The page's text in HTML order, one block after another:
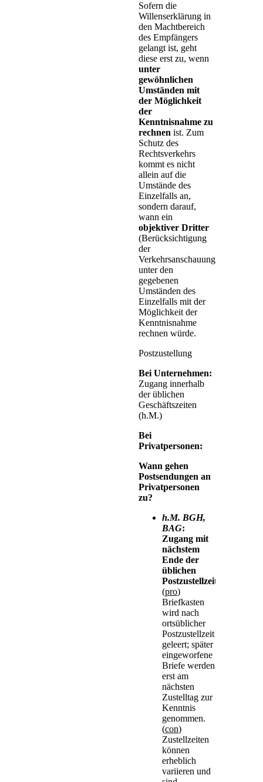
Sofern die
Willenserklärung in
den Machtbereich
des Empfängers
gelangt ist, geht
diese erst zu, wenn
unter
gewöhnlichen
Umständen mit
der Möglichkeit
der
Kenntnisnahme zu
rechnen ist. Zum
Schutz des
Rechtsverkehrs
kommt es nicht
allein auf die
Umstände des
Einzelfalls an,
sondern darauf,
wann ein
objektiver Dritter
(Berücksichtigung
der
Verkehrsanschauung)
unter den
gegebenen
Umständen des
Einzelfalls mit der
Möglichkeit der
Kenntnisnahme
rechnen würde.
Postzustellung
Bei Unternehmen:
Zugang innerhalb
der üblichen
Geschäftszeiten
(h.M.)
Bei
Privatpersonen:
Wann gehen
Postsendungen an
Privatpersonen
zu?
h.M. BGH,
BAG:
Zugang mit
nächstem
Ende der
üblichen
Postzustellzeit
(pro)
Briefkasten
wird nach
ortsüblicher
Postzustellzeit
geleert; später
eingeworfene
Briefe werden
erst am
nächsten
Zustelltag zur
Kenntnis
genommen.
(con)
Zustellzeiten
können
erheblich
variieren und